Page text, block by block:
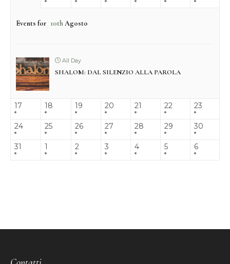
Events for 10thAgosto
All Day
SHALOM: DAL SILENZIO ALLA PAROLA
17 18 19 20 21 22 23
24 25 26 27 28 29 30
31 1 2 3 4 5 6